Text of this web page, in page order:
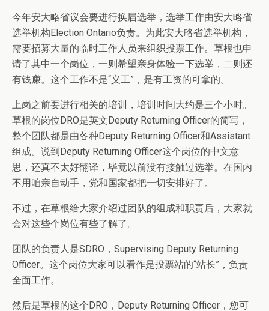
今年安大略省议会要进行换届选举，选举工作由安大略省
选举机构Election Ontario负责。为此安大略省选举机构，
需要招募大量的临时工作人员来组织投票工作。草根也申
请了其中一个岗位，一则希望亲身体验一下选举，二则还
有钱赚。这个工作不是“义工”，是有工资的可拿的。
上岗之前要进行相关的培训，培训时间大约是三个小时。
草根的岗位DRO是英文Deputy Returning Officer的简写，
整个团队都是由各种Deputy Returning Officer和Assistant
组成。说到Deputy Returning Officer这个岗位的中文意
思，还真不太好翻译，毕竟以前没有接触过选举。在国内
不用咱亲自动手，党和国家都把一切安排好了。
不过，在草根给大家介绍过团队的组成和职责后，大家就
会对这些个岗位有些了解了。
团队的负责人是SDRO，Supervising Deputy Returning
Officer。这个岗位大家可以看作是投票站的“站长”，负责
全面工作。
然后是草根的这个DRO，Deputy Returning Officer，您可